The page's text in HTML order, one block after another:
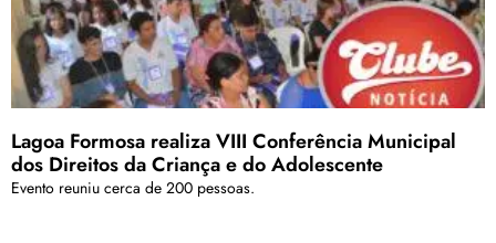
Lagoa Formosa realiza VIII Conferência Municipal
dos Direitos da Criança e do Adolescente
Evento reuniu cerca de 200 pessoas.